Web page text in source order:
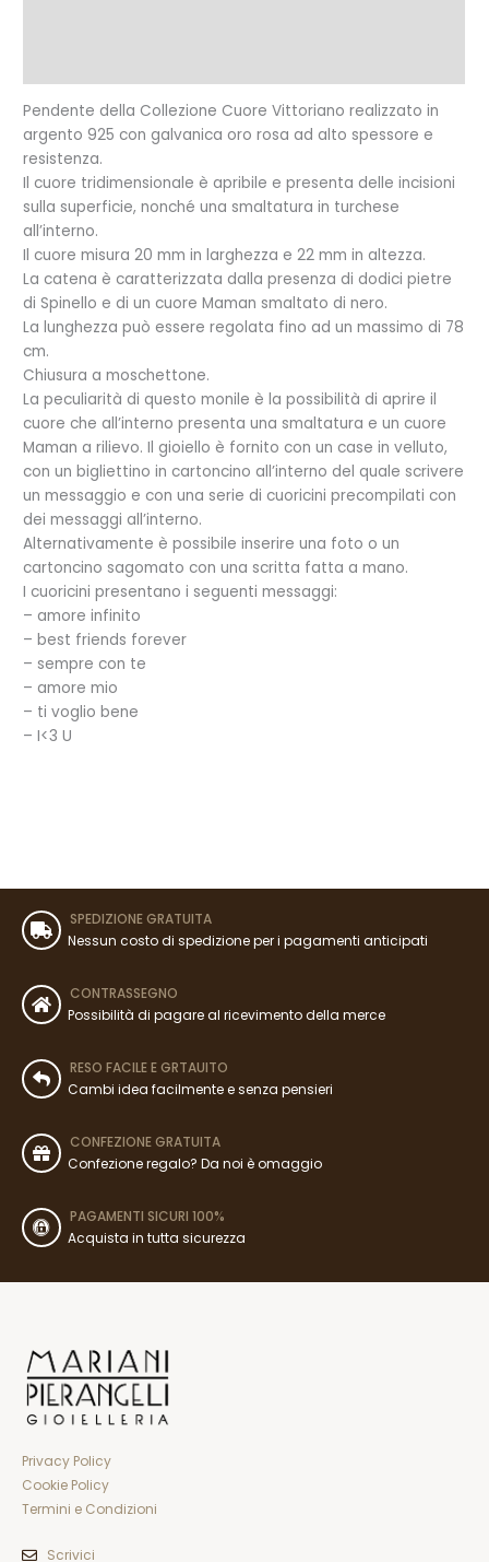
Pendente della Collezione Cuore Vittoriano realizzato in
argento 925 con galvanica oro rosa ad alto spessore e
resistenza.
Il cuore tridimensionale è apribile e presenta delle incisioni
sulla superficie, nonché una smaltatura in turchese
all’interno.
Il cuore misura 20 mm in larghezza e 22 mm in altezza.
La catena è caratterizzata dalla presenza di dodici pietre
di Spinello e di un cuore Maman smaltato di nero.
La lunghezza può essere regolata fino ad un massimo di 78
cm.
Chiusura a moschettone.
La peculiarità di questo monile è la possibilità di aprire il
cuore che all’interno presenta una smaltatura e un cuore
Maman a rilievo. Il gioiello è fornito con un case in velluto,
con un bigliettino in cartoncino all’interno del quale scrivere
un messaggio e con una serie di cuoricini precompilati con
dei messaggi all’interno.
Alternativamente è possibile inserire una foto o un
cartoncino sagomato con una scritta fatta a mano.
I cuoricini presentano i seguenti messaggi:
– amore infinito
– best friends forever
– sempre con te
– amore mio
– ti voglio bene
– I<3 U
SPEDIZIONE GRATUITA
Nessun costo di spedizione per i pagamenti anticipati
CONTRASSEGNO
Possibilità di pagare al ricevimento della merce
RESO FACILE E GRTAUITO
Cambi idea facilmente e senza pensieri
CONFEZIONE GRATUITA
Confezione regalo? Da noi è omaggio
PAGAMENTI SICURI 100%
Acquista in tutta sicurezza
Privacy Policy
Cookie Policy
Termini e Condizioni
Scrivici